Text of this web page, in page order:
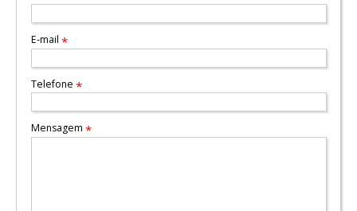
E-mail *
Telefone *
Mensagem *